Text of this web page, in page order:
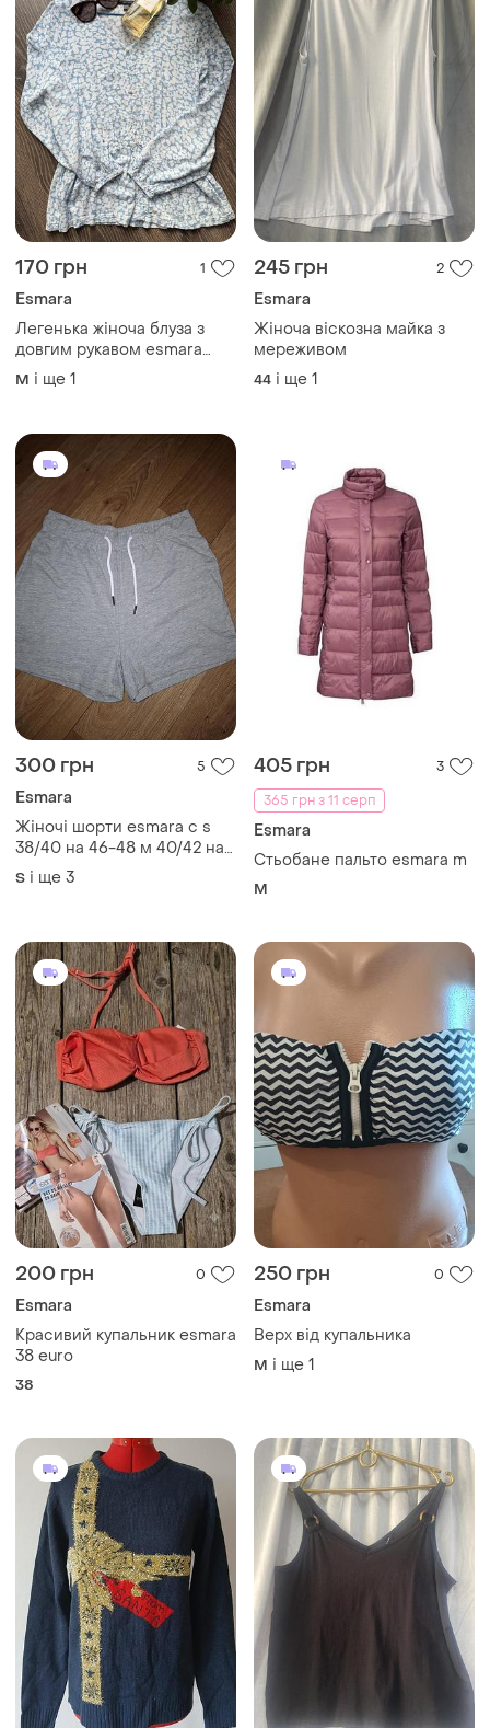
170 грн 1
Esmara
Легенька жіноча блуза з
довгим рукавом esmara
блакитно-білого кольору
розмір м/л
M і ще 1
245 грн 2
Esmara
Жіноча віскозна майка з
мереживом
44 і ще 1
300 грн 5
Esmara
Жіночі шорти esmara с s
38/40 на 46-48 м 40/42 на
48-50 л l на 50-52 90%
бавовна, 10% віскоза з
S і ще 3
405 грн
3
365 грн з 11 серп
Esmara
Стьобане пальто esmara m
M
200 грн 0
Esmara
Красивий купальник esmara
38 euro
38
250 грн 0
Esmara
Верх від купальника
M і ще 1